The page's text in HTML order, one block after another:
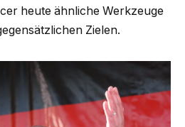
heute ähnliche Werkzeuge
Zielen.